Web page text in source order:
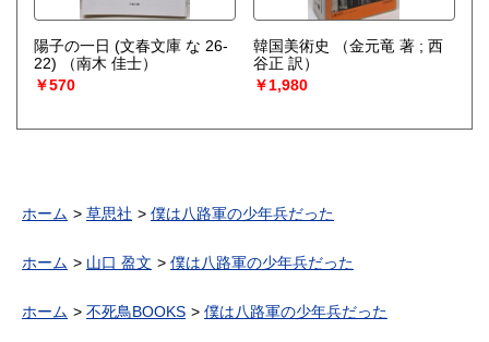
陽子の一日 (文春文庫 な 26-
22)
（南木 佳士）
￥570
韓国美術史
（金元竜 著 ; 西
谷正 訳）
￥1,980
ホーム 草思社 僕は八路軍の少年兵だった
ホーム 山口 盈文 僕は八路軍の少年兵だった
ホーム 不死鳥BOOKS 僕は八路軍の少年兵だった